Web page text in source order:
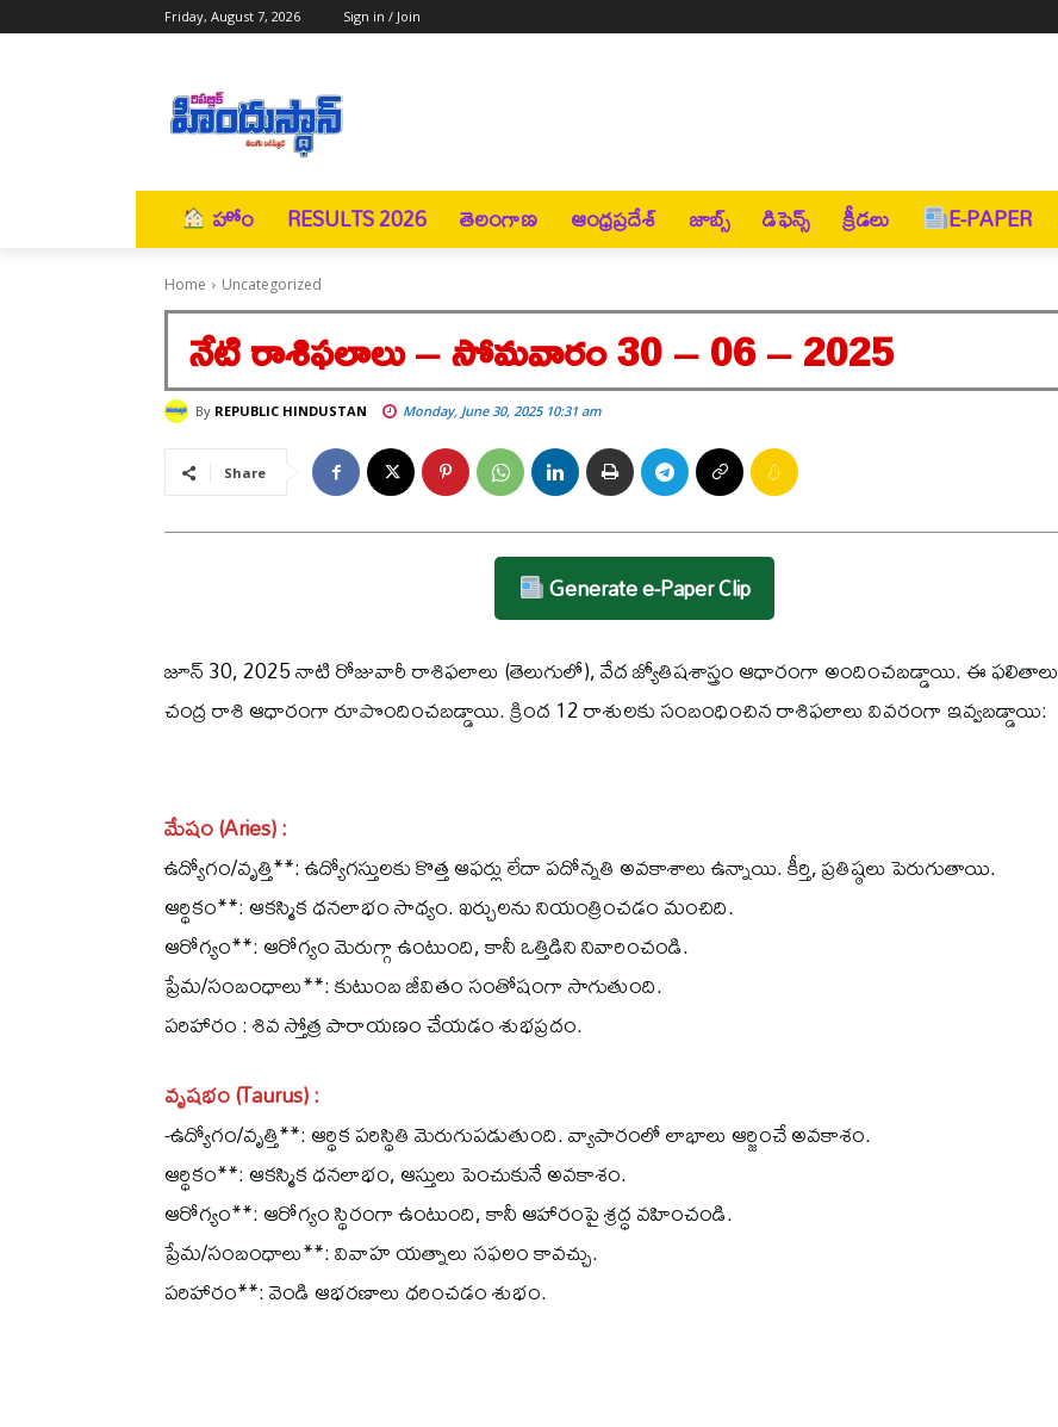
Friday, August 7, 2026 Sign in / Join
హోం RESULTS 2026 తెలంగాణ ఆంధ్రప్రదేశ్ జాబ్స్ డిఫెన్స్ క్రీడలు E-PAPER
Home Uncategorized
నేటి రాశిఫలాలు – సోమవారం 30 – 06 – 2025
By REPUBLIC HINDUSTAN Monday, June 30, 2025 10:31 am
Share
Generate e-Paper Clip
జూన్ 30, 2025 నాటి రోజువారీ రాశిఫలాలు (తెలుగులో), వేద జ్యోతిషశాస్త్రం ఆధారంగా అందించబడ్డాయి. ఈ ఫలితాలు
చంద్ర రాశి ఆధారంగా రూపొందించబడ్డాయి. క్రింద 12 రాశులకు సంబంధించిన రాశిఫలాలు వివరంగా ఇవ్వబడ్డాయి:
మేషం (Aries) :
ఉద్యోగం/వృత్తి**: ఉద్యోగస్తులకు కొత్త ఆఫర్లు లేదా పదోన్నతి అవకాశాలు ఉన్నాయి. కీర్తి, ప్రతిష్ఠలు పెరుగుతాయి.
ఆర్థికం**: ఆకస్మిక ధనలాభం సాధ్యం. ఖర్చులను నియంత్రించడం మంచిది.
ఆరోగ్యం**: ఆరోగ్యం మెరుగ్గా ఉంటుంది, కానీ ఒత్తిడిని నివారించండి.
ప్రేమ/సంబంధాలు**: కుటుంబ జీవితం సంతోషంగా సాగుతుంది.
పరిహారం : శివ స్తోత్ర పారాయణం చేయడం శుభప్రదం.
వృషభం (Taurus) :
-ఉద్యోగం/వృత్తి**: ఆర్థిక పరిస్థితి మెరుగుపడుతుంది. వ్యాపారంలో లాభాలు ఆర్జించే అవకాశం.
ఆర్థికం**: ఆకస్మిక ధనలాభం, ఆస్తులు పెంచుకునే అవకాశం.
ఆరోగ్యం**: ఆరోగ్యం స్థిరంగా ఉంటుంది, కానీ ఆహారంపై శ్రద్ధ వహించండి.
ప్రేమ/సంబంధాలు**: వివాహ యత్నాలు సఫలం కావచ్చు.
పరిహారం**: వెండి ఆభరణాలు ధరించడం శుభం.